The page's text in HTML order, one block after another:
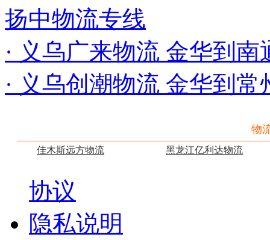
扬中物流专线
· 义乌广来物流 金华到
· 义乌创潮物流 金华到
物
佳木斯远方物流 黑龙江亿利达物流
协议
隐私说明